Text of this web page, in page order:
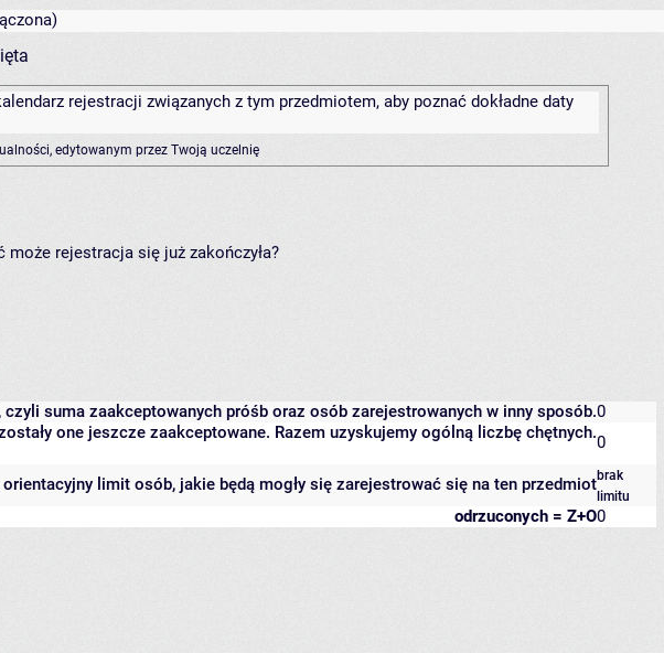
rejestracji związanych z tym przedmiotem, aby poznać dokładne daty
edytowanym przez Twoją uczelnię
rejestracja się już zakończyła?
, czyli suma zaakceptowanych próśb oraz osób zarejestrowanych w inny sposób.0
one jeszcze zaakceptowane. Razem uzyskujemy ogólną liczbę chętnych.0
limit osób, jakie będą mogły się zarejestrować się na ten przedmiotbrak
limitu
odrzuconych = Z+O0